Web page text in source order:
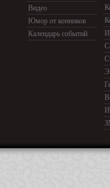
Видео
Юмор от конников
Календарь событий